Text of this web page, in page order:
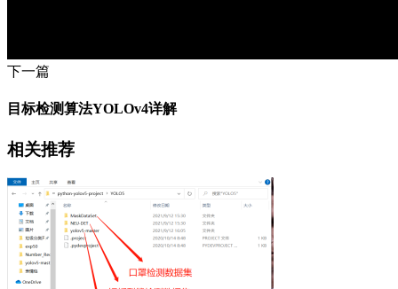
下一篇
目标检测算法YOLOv4详解
相关推荐